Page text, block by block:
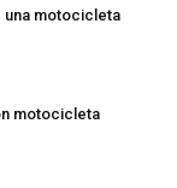
una motocicleta
motocicleta